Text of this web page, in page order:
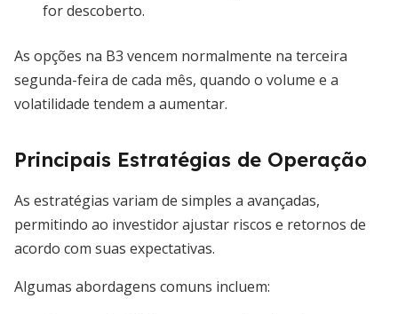
for descoberto.
As opções na B3 vencem normalmente na terceira
segunda-feira de cada mês, quando o volume e a
volatilidade tendem a aumentar.
Principais Estratégias de Operação
As estratégias variam de simples a avançadas,
permitindo ao investidor ajustar riscos e retornos de
acordo com suas expectativas.
Algumas abordagens comuns incluem: